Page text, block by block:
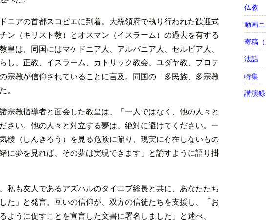
ニアの首都スコピエに到着。大統領府で執り行われた歓迎式
ン（キリスト教）とオスマン（イスラーム）の過去を有する
皇は、同国にはマケドニア人、アルバニア人、セルビア人、
し、正教、イスラーム、カトリック教会、ユダヤ教、プロテ
宗教が信仰されていることに言及。同国の「多民族、多宗教
。
宗教指導者と面会した教皇は、「一人ではなく、他の人々と
さい。他の人々と対立する夢は、絶対に避けてください。一
楼（しんきろう）を見る危険に陥り、現実に存在しないもの
に夢を見れば、その夢は実現できます」と諭すように語り掛
私も友人であるアズハルのタイエブ総長と共に、あなたたち
た」と発言。互いの信仰が、双方の信徒たちを支援し、「お
ように促すことを宣言した文書に署名しました」と述べ、
仏教
動画
寄稿
法話
特集
講演録